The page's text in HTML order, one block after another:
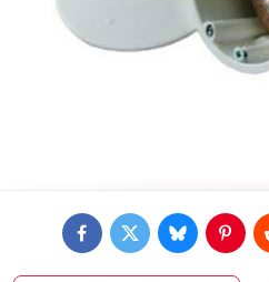
FacebookTwitterBluesky